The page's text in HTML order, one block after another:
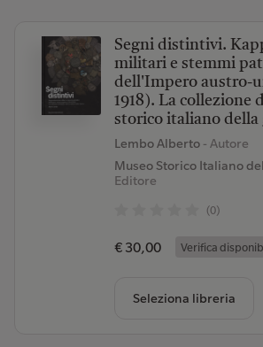
Segni distintivi.
militari e stemmi
dell'Impero austro-
1918). La collezione
storico italiano della
Lembo Alberto - Autore
Museo Storico Italiano
Editore
(0)
€ 30,00 Verifica
Seleziona libreria